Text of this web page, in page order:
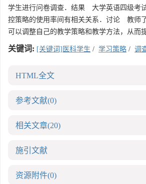
学生进行问卷调查．结果 大学英语四级考
控策略的使用率间有相关关系．讨论 教师
可以调整自己的教学策略和教学方法，从而
关键词: [关键词]医科学生 / 学习策略 / 调
HTML全文
参考文献(0)
相关文章(20)
施引文献
资源附件(0)